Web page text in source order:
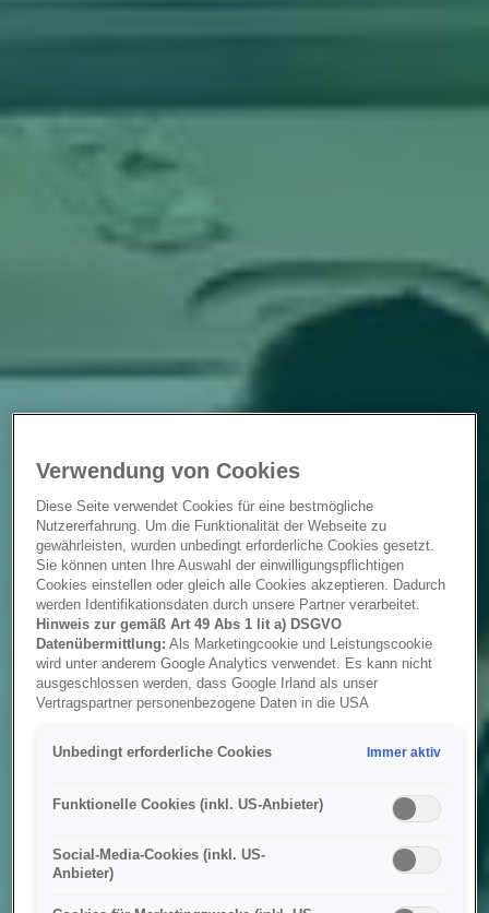
Verwendung von Cookies
Diese Seite verwendet Cookies für eine bestmögliche
Nutzererfahrung. Um die Funktionalität der Webseite zu
gewährleisten, wurden unbedingt erforderliche Cookies gesetzt.
Sie können unten Ihre Auswahl der einwilligungspflichtigen
Cookies einstellen oder gleich alle Cookies akzeptieren. Dadurch
werden Identifikationsdaten durch unsere Partner verarbeitet.
Hinweis zur gemäß Art 49 Abs 1 lit a) DSGVO
Datenübermittlung: Als Marketingcookie und Leistungscookie
wird unter anderem Google Analytics verwendet. Es kann nicht
ausgeschlossen werden, dass Google Irland als unser
Vertragspartner personenbezogene Daten in die USA
besteht kein der Europäischen Union der Sache nach
gleichwertiges Datenschutzniveau und es fehlt an einem
Hieraus können sich für Sie Risiken ergeben, weil Sie Ihre Rechte
als Betroffener in den USA nicht wirksam durchsetzen können, in
ausgeschlossen werden kann, dass aufgrund aktueller Gesetze
US-Sicherheitsbehörden einen Zugriff auf Daten erlangen können,
Unbedingt erforderliche Cookies Immer aktiv
Funktionelle Cookies (inkl. US-Anbieter)
Social-Media-Cookies (inkl. US-
Anbieter)